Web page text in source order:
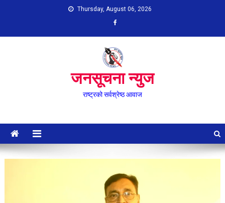
Thursday, August 06, 2026
जनसूचना न्युज
राष्ट्रको सर्वश्रेष्ठ आवाज